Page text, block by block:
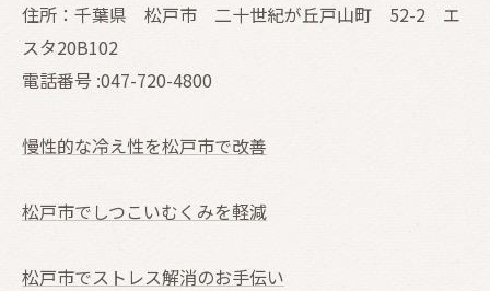
住所：千葉県 松戸市 二十世紀が丘戸山町 52-2 エ
スタ20B102
電話番号 :047-720-4800
慢性的な冷え性を松戸市で改善
松戸市でしつこいむくみを軽減
松戸市でストレス解消のお手伝い